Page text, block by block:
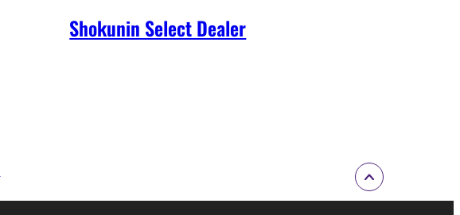
Shokunin Select Dealer